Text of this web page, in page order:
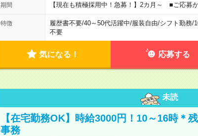
期間 【現在も積極採用中！急募！】2カ月～ ■ご応募
特徴 履歴書不要/40～50代活躍中/服装自由/シフト勤務/
不要
気になる！ 応募する
未読
【在宅勤務OK】時給3000円！10～16時＊
事務